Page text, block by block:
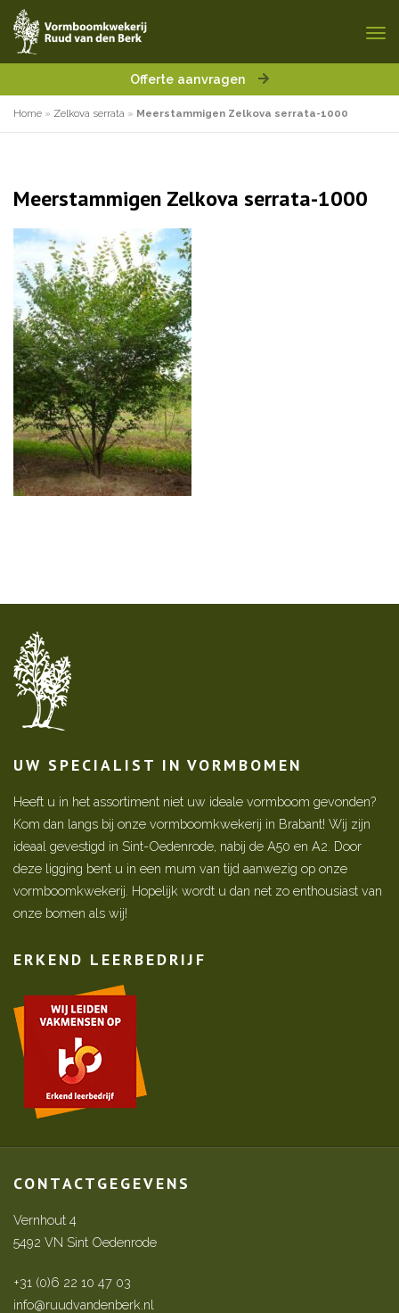
Offerte aanvragen
Home » Zelkova serrata » Meerstammigen Zelkova serrata-1000
Meerstammigen Zelkova serrata-1000
UW SPECIALIST IN VORMBOMEN
Heeft u in het assortiment niet uw ideale vormboom gevonden?
Kom dan langs bij onze vormboomkwekerij in Brabant! Wij zijn
ideaal gevestigd in Sint-Oedenrode, nabij de A50 en A2. Door
deze ligging bent u in een mum van tijd aanwezig op onze
vormboomkwekerij. Hopelijk wordt u dan net zo enthousiast van
onze bomen als wij!
ERKEND LEERBEDRIJF
CONTACTGEGEVENS
Vernhout 4
5492 VN Sint Oedenrode
+31 (0)6 22 10 47 03
info@ruudvandenberk.nl